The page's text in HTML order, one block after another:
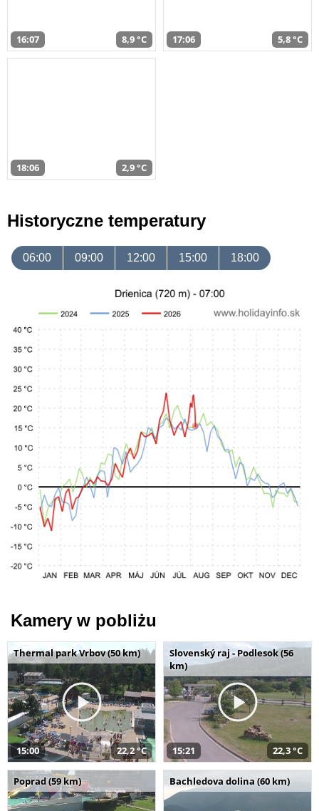
16:07 8,9 °C 17:06 5,8 °C
18:06 2,9 °C
Historyczne temperatury
06:00 09:00 12:00 15:00 18:00
Kamery w pobliżu
Thermal park Vrbov (50 km)
15:00 22,2 °C
Slovenský raj - Podlesok (56
km)
15:21 22,3 °C
Poprad (59 km) Bachledova dolina (60 km)